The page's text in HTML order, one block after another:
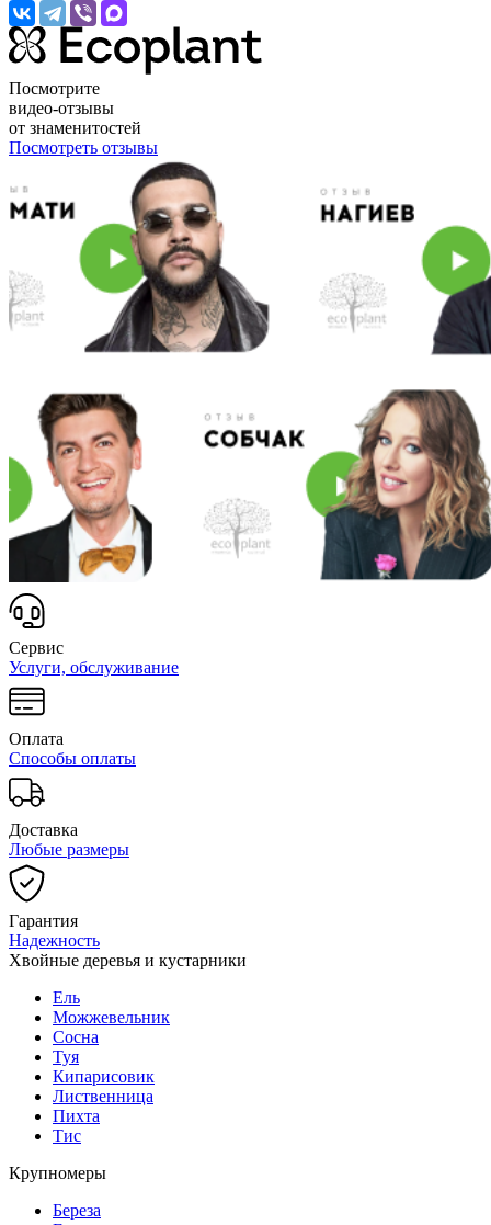
Посмотрите
видео-отзывы
от знаменитостей
Посмотреть отзывы
Сервис
Услуги, обслуживание
Оплата
Способы оплаты
Доставка
Любые размеры
Гарантия
Надежность
Хвойные деревья и кустарники
Ель
Можжевельник
Сосна
Туя
Кипарисовик
Лиственница
Пихта
Тис
Крупномеры
Береза